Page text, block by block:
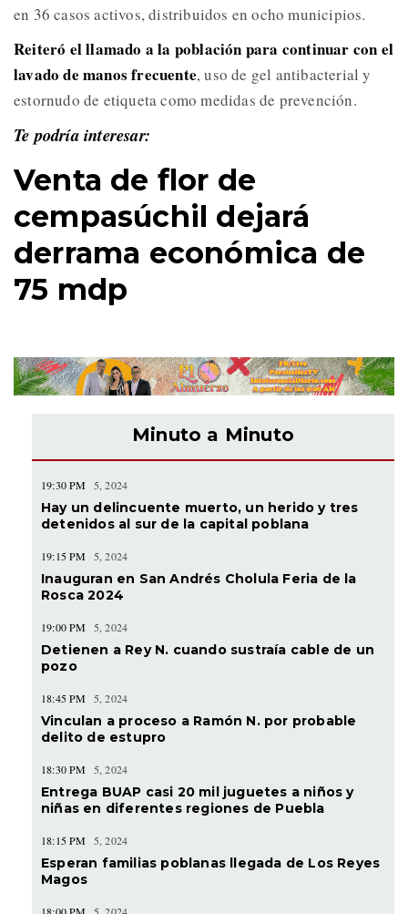
en 36 casos activos, distribuidos en ocho municipios.
Reiteró el llamado a la población para continuar con el
lavado de manos frecuente, uso de gel antibacterial y
estornudo de etiqueta como medidas de prevención.
Te podría interesar:
Venta de flor de
cempasúchil dejará
derrama económica de
75 mdp
Minuto a Minuto
19:30 PM 5, 2024
Hay un delincuente muerto, un herido y tres
detenidos al sur de la capital poblana
19:15 PM 5, 2024
Inauguran en San Andrés Cholula Feria de la
Rosca 2024
19:00 PM 5, 2024
Detienen a Rey N. cuando sustraía cable de un
pozo
18:45 PM 5, 2024
Vinculan a proceso a Ramón N. por probable
delito de estupro
18:30 PM 5, 2024
Entrega BUAP casi 20 mil juguetes a niños y
niñas en diferentes regiones de Puebla
18:15 PM 5, 2024
Esperan familias poblanas llegada de Los Reyes
Magos
18:00 PM 5, 2024